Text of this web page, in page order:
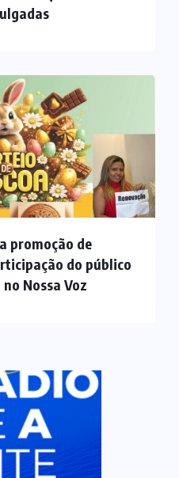
promoção de
do público
Nossa Voz